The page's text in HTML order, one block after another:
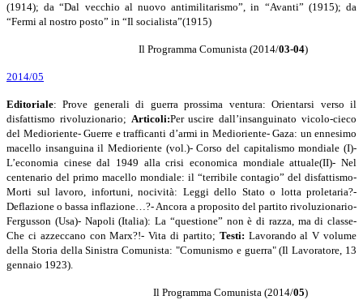
(1914); da “Dal vecchio al nuovo antimilitarismo”, in “Avanti” (1915); da
“Fermi al nostro posto” in “Il socialista”(1915)
Il Programma Comunista (2014/03-04)
2014/05
Editoriale: Prove generali di guerra prossima ventura: Orientarsi verso il
disfattismo rivoluzionario; Articoli:Per uscire dall’insanguinato vicolo-cieco
del Medioriente- Guerre e trafficanti d’armi in Medioriente- Gaza: un ennesimo
macello insanguina il Medioriente (vol.)- Corso del capitalismo mondiale (I)-
L’economia cinese dal 1949 alla crisi economica mondiale attuale(II)- Nel
centenario del primo macello mondiale: il “terribile contagio” del disfattismo-
Morti sul lavoro, infortuni, nocività: Leggi dello Stato o lotta proletaria?-
Deflazione o bassa inflazione…?- Ancora a proposito del partito rivoluzionario-
Fergusson (Usa)- Napoli (Italia): La “questione” non è di razza, ma di classe-
Che ci azzeccano con Marx?!- Vita di partito; Testi: Lavorando al V volume
della Storia della Sinistra Comunista: "Comunismo e guerra" (Il Lavoratore, 13
gennaio 1923).
Il Programma Comunista (2014/05)